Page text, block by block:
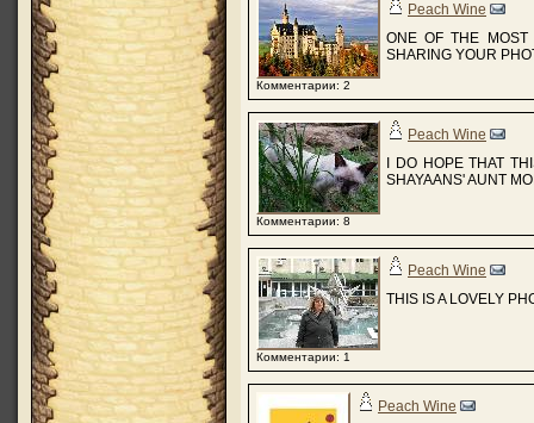
Комментарии: 2
Peach Wine
ONE OF THE MOST
SHARING YOUR
Комментарии: 8
Peach Wine
I DO HOPE THAT
SHAYAANS' AUNT
Комментарии: 1
Peach Wine
THIS IS A LOVELY
Peach Wine